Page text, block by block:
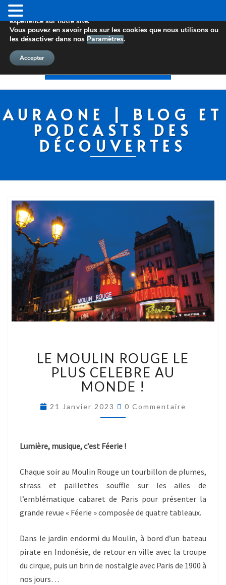
AURAONE | BLOG ET
PODCASTS DES
DÉCOUVERTES
LE MOULIN ROUGE LE
PLUS CELEBRE AU
MONDE !
21 Janvier 2023 0 Commentaire
Lumière, musique, c’est Féerie !
Chaque soir au Moulin Rouge un tourbillon de plumes,
strass et paillettes souffle sur les ailes de
l’emblématique cabaret de Paris pour présenter la
grande revue « Féerie » composée de quatre tableaux.
Dans le jardin endormi du Moulin, à bord d’un bateau
pirate en Indonésie, de retour en ville avec la troupe
du cirque, puis un brin de nostalgie avec Paris de 1900 à
nos jours…
Nous utilisons des cookies pour vous offrir la meilleure
expérience sur notre site.
Vous pouvez en savoir plus sur les cookies que nous utilisons ou
les désactiver dans nos Paramètres.
Accepter